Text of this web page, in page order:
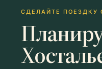
СДЕЛАЙТЕ ПОЕЗДКУ